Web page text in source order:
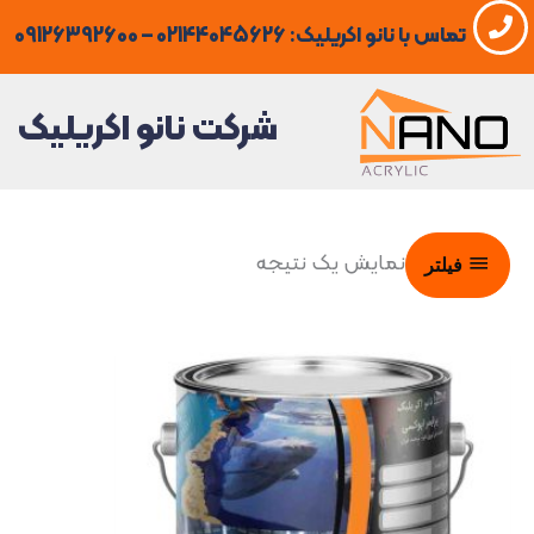
رفتن
به
محتوا
تماس با نانو اکریلیک: 02144045626 – 09126392600
شرکت نانو اکریلیک
فیلتر نمایش یک نتیجه